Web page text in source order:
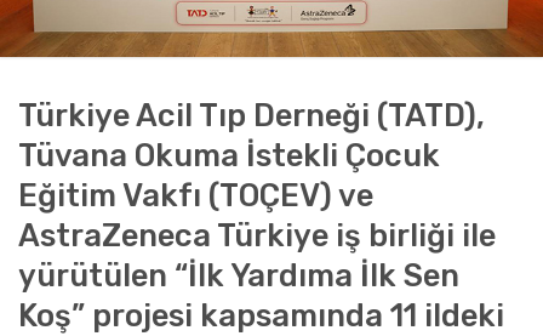
Türkiye Acil Tıp Derneği (TATD),
Tüvana Okuma İstekli Çocuk
Eğitim Vakfı (TOÇEV) ve
AstraZeneca Türkiye iş birliği ile
yürütülen “İlk Yardıma İlk Sen
Koş” projesi kapsamında 11 ildeki